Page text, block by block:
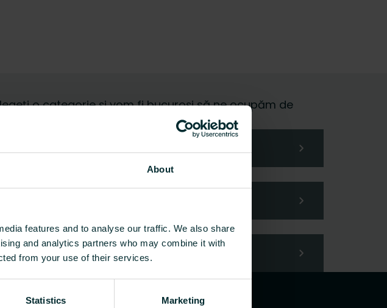
About
features and to analyse our traffic. We also share
and analytics partners who may combine it with
from your use of their services.
Statistics Marketing
o categorie și vom fi bucuroși să ne ocupăm de